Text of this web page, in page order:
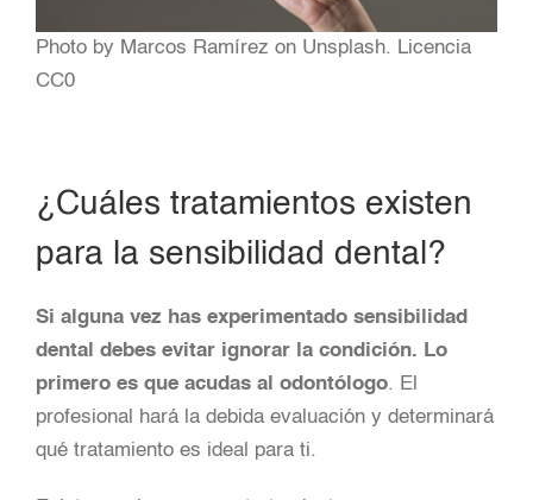
Photo by Marcos Ramírez on Unsplash. Licencia
CC0
¿Cuáles tratamientos existen
para la sensibilidad dental?
Si alguna vez has experimentado sensibilidad
dental debes evitar ignorar la condición. Lo
primero es que acudas al odontólogo. El
profesional hará la debida evaluación y determinará
qué tratamiento es ideal para ti.